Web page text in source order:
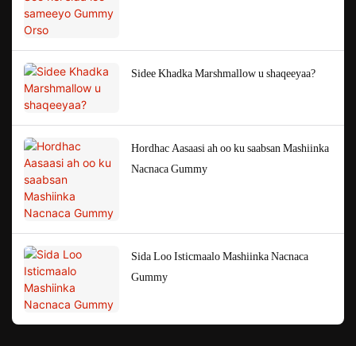
Sidee Khadka Marshmallow u shaqeeyaa?
Hordhac Aasaasi ah oo ku saabsan Mashiinka
Nacnaca Gummy
Sida Loo Isticmaalo Mashiinka Nacnaca
Gummy